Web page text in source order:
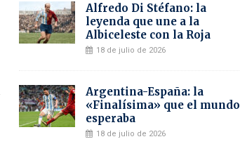
Alfredo Di Stéfano: la
leyenda que une a la
Albiceleste con la Roja
18 de julio de 2026
Argentina-España: la
«Finalísima» que el mundo
esperaba
18 de julio de 2026